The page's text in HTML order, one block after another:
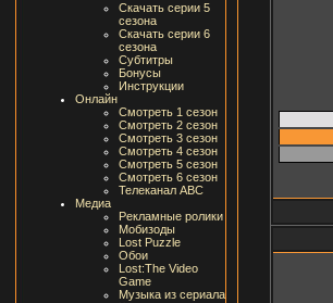
Скачать серии 5
сезона
Скачать серии 6
сезона
Субтитры
Бонусы
Инструкции
Онлайн
Смотреть 1 сезон
Смотреть 2 сезон
Смотреть 3 сезон
Смотреть 4 сезон
Смотреть 5 сезон
Смотреть 6 сезон
Телеканал ABC
Медиа
Рекламные ролики
Мобизоды
Lost Puzzle
Обои
Lost:The Video
Game
Музыка из сериала